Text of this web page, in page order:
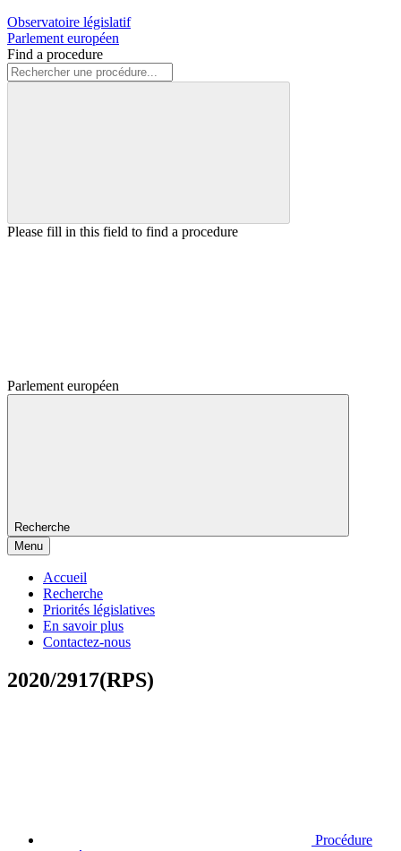
Observatoire législatif
Parlement européen
Find a procedure
Please fill in this field to find a procedure
Parlement européen
Recherche
Menu
Accueil
Recherche
Priorités législatives
En savoir plus
Contactez-nous
2020/2917(RPS)
Procédure